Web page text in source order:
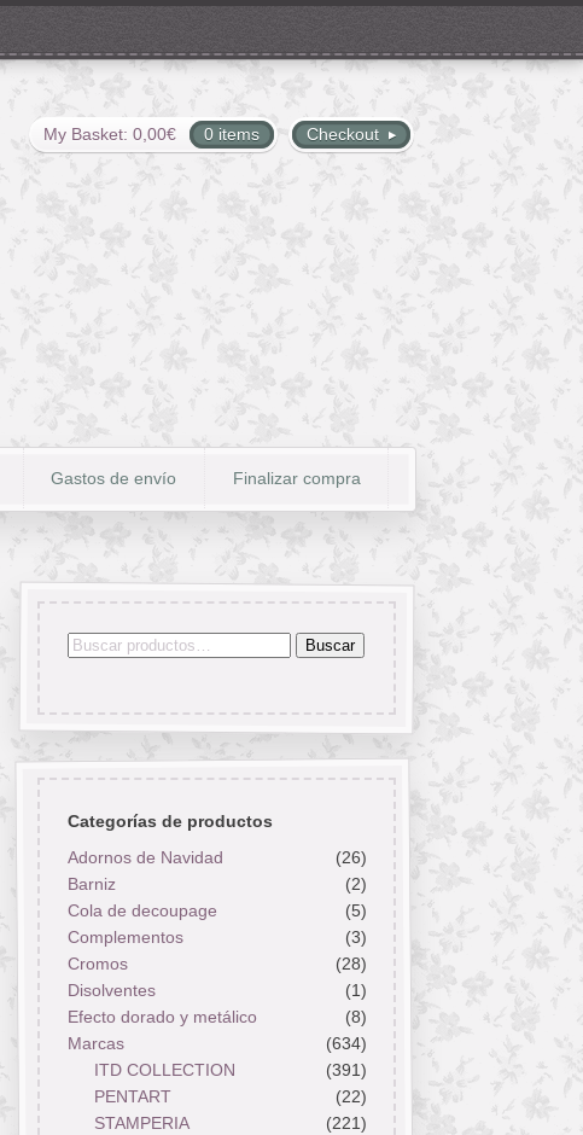
Checkout
My Basket: 0,00€ 0 items
Gastos de envío Finalizar compra
Buscar
Buscar
Categorías de productos
Adornos de Navidad
(26)
Barniz
(2)
Cola de decoupage
(5)
Complementos
(3)
Cromos
(28)
Disolventes
(1)
Efecto dorado y metálico
(8)
Marcas
(634)
ITD COLLECTION
(391)
PENTART
(22)
STAMPERIA
(221)